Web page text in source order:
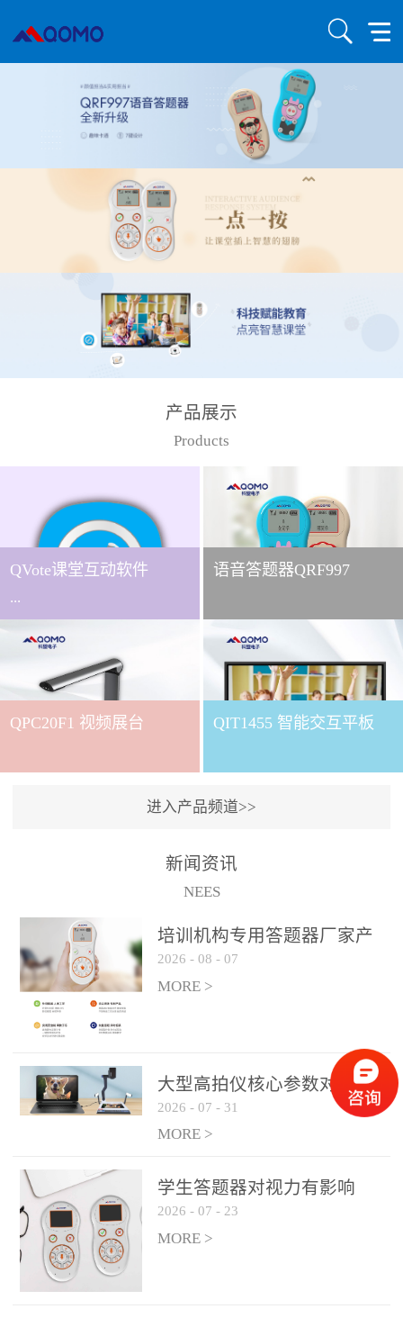
产品展示
Products
QVote课堂互动软件
...
下载QVote授课软件课堂互
动的质量直接影响教学效
果与学生参与度。作为
打造的互动授课软件，
QVote 以 “让每一堂课都充
功能与数据化教学分析，
课堂互动解决方案，重新
定义了师生互动的新模
式。极简操作，轻松融入
教学流程QVote 深谙教师
教学节奏的重要性，采用
念，教师无需复杂培训即
可快速上手。软件支持与
PPT、白板等常用教学工具
几步：打开软件、选择互
动模式、发起互动任务，
整个过程不超过 30 秒，完
美融入正常教学流程，避
免打断课堂连贯性。无论
语音答题器QRF997
QPC20F1 视频展台 QIT1455 智能交互平板
进入产品频道>>
新闻资讯
NEES
培训机构专用答题器厂家产
品方案
2026 - 08 - 07
MORE >
大型高拍仪核心参数对比与
选购建议
2026 - 07 - 31
MORE >
学生答题器对视力有影响
吗？
2026 - 07 - 23
MORE >